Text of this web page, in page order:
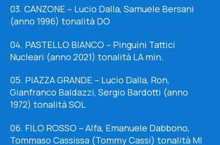
03. CANZONE – Lucio Dalla, Samuele Bersani
(anno 1996) tonalità DO
04. PASTELLO BIANCO – Pinguini Tattici
Nucleari (anno 2021) tonalità LA min.
05. PIAZZA GRANDE – Lucio Dalla, Ron,
Gianfranco Baldazzi, Sergio Bardotti (anno
1972) tonalità SOL
06. FILO ROSSO – Alfa, Emanuele Dabbono,
Tommaso Cassissa (Tommy Cassi) tonalità MI